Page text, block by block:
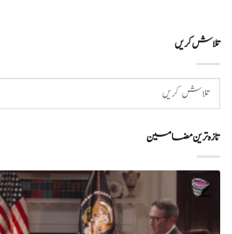
تلاش کریں
تازہ ترین مضامین